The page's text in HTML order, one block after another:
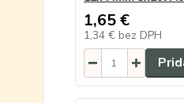
1,65 €
1,34 € bez DPH